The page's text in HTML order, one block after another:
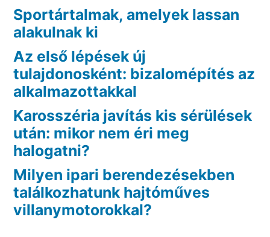
Sportártalmak, amelyek lassan
alakulnak ki
Az első lépések új
tulajdonosként: bizalomépítés az
alkalmazottakkal
Karosszéria javítás kis sérülések
után: mikor nem éri meg
halogatni?
Milyen ipari berendezésekben
találkozhatunk hajtóműves
villanymotorokkal?